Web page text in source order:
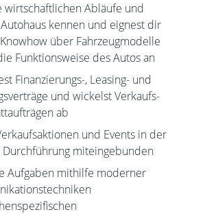
wirtschaftlichen Abläufe und
kennen und eignest dir
über Fahrzeugmodelle
Funktionsweise des Autos an
Finanzierungs-, Leasing- und
und wickelst Verkaufs-
ab
und Events in der
Durchführung miteingebunden
Aufgaben mithilfe moderner